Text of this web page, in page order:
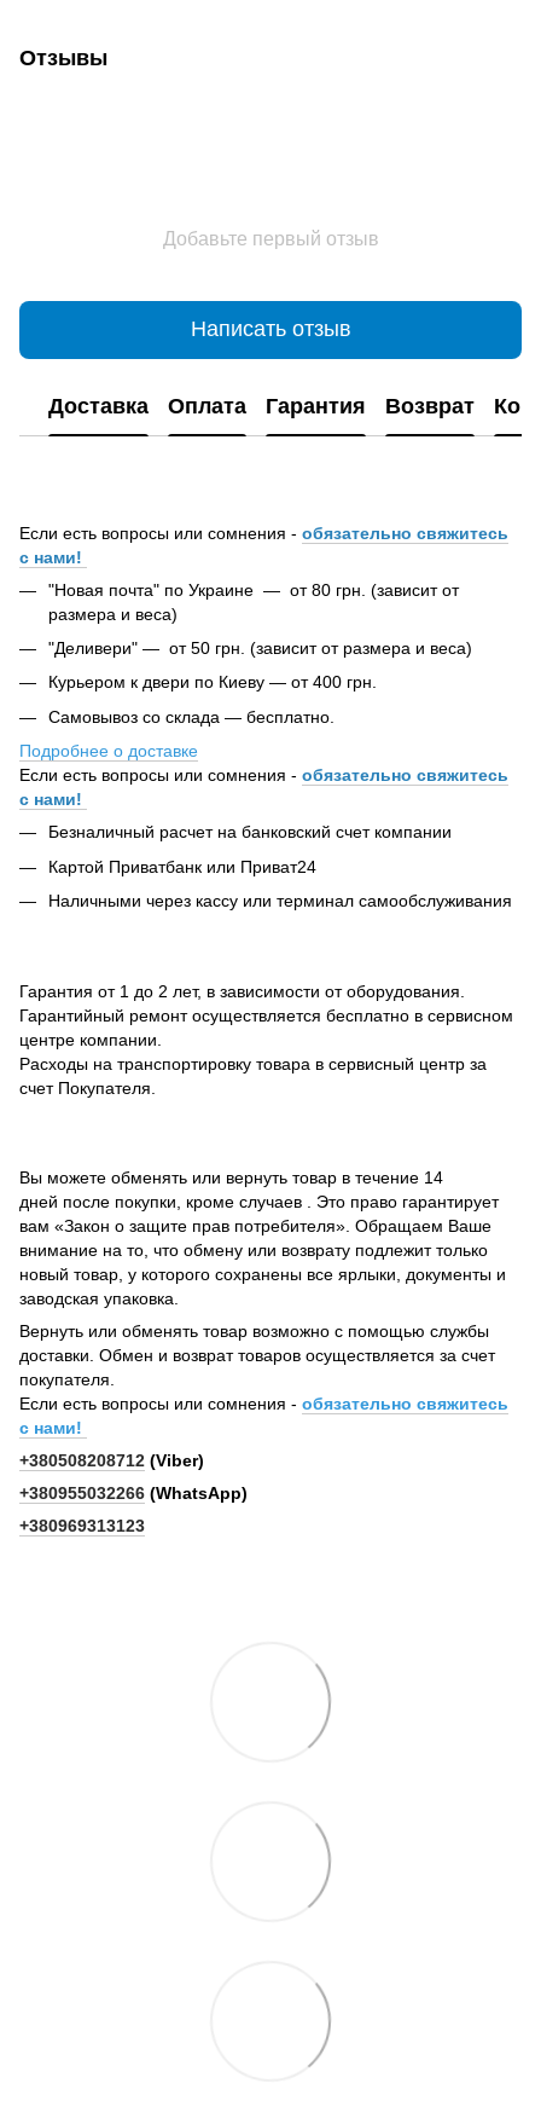
Отзывы
Добавьте первый отзыв
Написать отзыв
Доставка Оплата Гарантия Возврат
Если есть вопросы или сомнения - обязательно свяжитесь
с нами!
"Новая почта" по Украине — от 80 грн. (зависит от
размера и веса)
"Деливери" — от 50 грн. (зависит от размера и веса)
Курьером к двери по Киеву — от 400 грн.
Самовывоз со склада — бесплатно.
Подробнее о доставке
Если есть вопросы или сомнения - обязательно свяжитесь
с нами!
Безналичный расчет на банковский счет компании
Картой Приватбанк или Приват24
Наличными через кассу или терминал самообслуживания
Гарантия от 1 до 2 лет, в зависимости от оборудования.
Гарантийный ремонт осуществляется бесплатно в сервисном
центре компании.
Расходы на транспортировку товара в сервисный центр за
счет Покупателя.
Вы можете обменять или вернуть товар в течение 14
дней после покупки, кроме случаев . Это право гарантирует
вам «Закон о защите прав потребителя». Обращаем Ваше
внимание на то, что обмену или возврату подлежит только
новый товар, у которого сохранены все ярлыки, документы и
заводская упаковка.
Вернуть или обменять товар возможно с помощью службы
доставки. Обмен и возврат товаров осуществляется за счет
покупателя.
Если есть вопросы или сомнения - обязательно свяжитесь
с нами!
+380508208712 (Viber)
+380955032266 (WhatsApp)
+380969313123